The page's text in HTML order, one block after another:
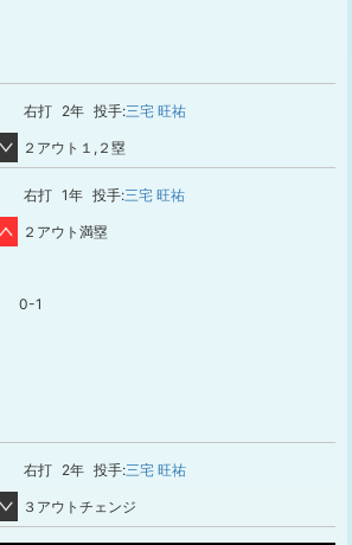
右打 2年 投手:三宅 旺祐
２アウト１,２塁
右打 1年 投手:三宅 旺祐
２アウト満塁
0-1
右打 2年 投手:三宅 旺祐
３アウトチェンジ